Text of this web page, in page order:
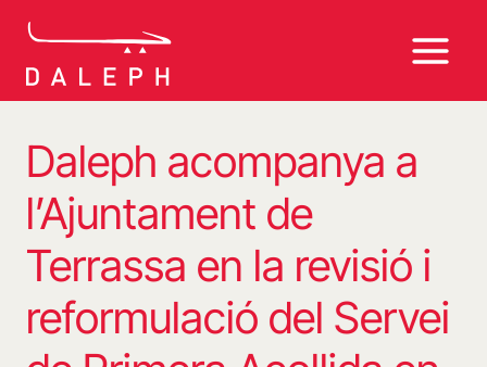
Daleph acompanya a
l’Ajuntament de
Terrassa en la revisió i
reformulació del Servei